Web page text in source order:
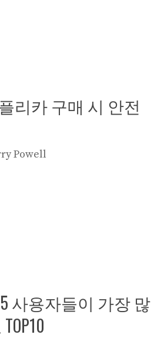
리카 구매 시 안전
Powell
사용자들이 가장 많